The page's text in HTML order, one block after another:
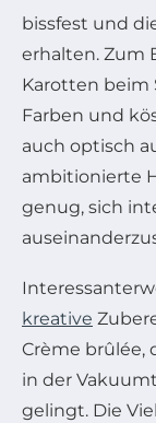
bissfest und
erhalten. Zum
Karotten beim
Farben und
auch optisch
ambitionierte
genug, sich
kreative
Crème brûlée,
in der
gelingt. Die